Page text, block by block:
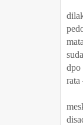
dpo
rata